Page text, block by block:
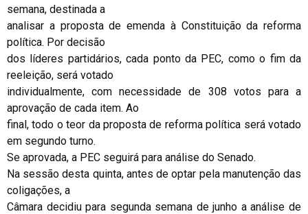
semana, destinada a
analisar a proposta de emenda à Constituição da reforma
política. Por decisão
dos líderes partidários, cada ponto da PEC, como o fim da
reeleição, será votado
individualmente, com necessidade de 308 votos para a
aprovação de cada item. Ao
final, todo o teor da proposta de reforma política será votado
em segundo turno.
Se aprovada, a PEC seguirá para análise do Senado.
Na sessão desta quinta, antes de optar pela manutenção das
coligações, a
Câmara decidiu para segunda semana de junho a análise de